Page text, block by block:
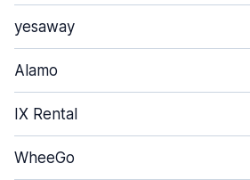
yesaway
Alamo
IX Rental
WheeGo